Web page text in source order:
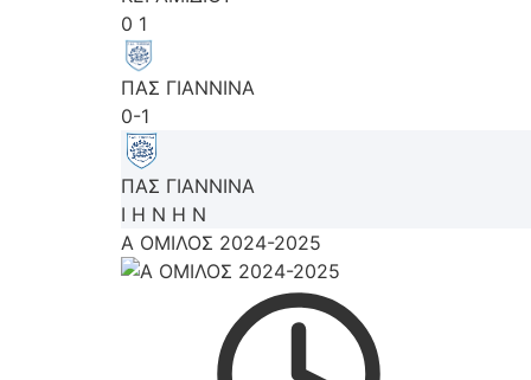
0 1
ΠΑΣ ΓΙΑΝΝΙΝΑ
0-1
ΠΑΣ ΓΙΑΝΝΙΝΑ
Ι Η Ν Η Ν
Α ΟΜΙΛΟΣ 2024-2025